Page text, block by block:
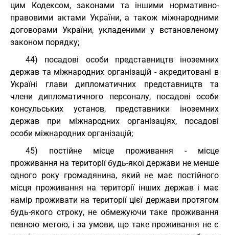
цим Кодексом, законами та іншими нормативно-
правовими актами України, а також міжнародними
договорами України, укладеними у встановленому
законом порядку;
44) посадові особи представництв іноземних
держав та міжнародних організацій - акредитовані в
Україні глави дипломатичних представництв та
члени дипломатичного персоналу, посадові особи
консульських установ, представники іноземних
держав при міжнародних організаціях, посадові
особи міжнародних організацій;
45) постійне місце проживання - місце
проживання на території будь-якої держави не менше
одного року громадянина, який не має постійного
місця проживання на території інших держав і має
намір проживати на території цієї держави протягом
будь-якого строку, не обмежуючи таке проживання
певною метою, і за умови, що таке проживання не є